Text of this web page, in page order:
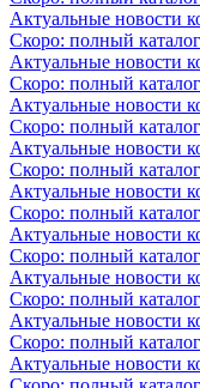
Актуальные новости
Скоро: полный
Актуальные новости
Скоро: полный
Актуальные новости
Скоро: полный
Актуальные новости
Скоро: полный
Актуальные новости
Скоро: полный
Актуальные новости
Скоро: полный
Актуальные новости
Скоро: полный
Актуальные новости
Скоро: полный
Актуальные новости